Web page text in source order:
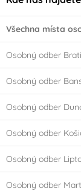
Všechna místa
Osobný odber
Osobný odber
Osobný odber
Osobný odber
Osobný odber
Osobný odber